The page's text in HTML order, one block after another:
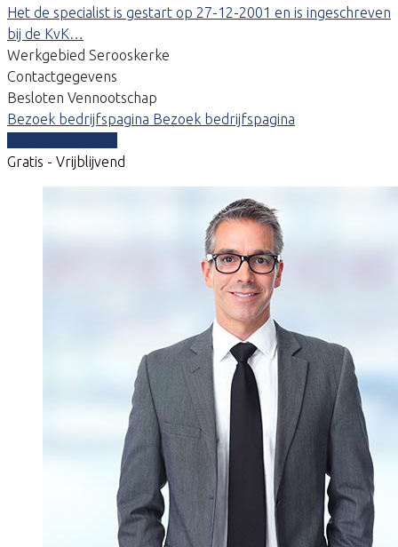
Het de specialist is gestart op 27-12-2001 en is ingeschreven
bij de KvK…
Werkgebied Serooskerke
Contactgegevens
Besloten Vennootschap
Bezoek bedrijfspagina Bezoek bedrijfspagina
Gratis - Vrijblijvend